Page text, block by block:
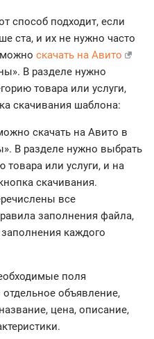
способ подходит, если
ста, и их не нужно часто
скачать на Авито
В разделе нужно
товара или услуги,
скачивания шаблона:
все
заполнения файла,
каждого
поля
отдельное объявление,
цена, описание,